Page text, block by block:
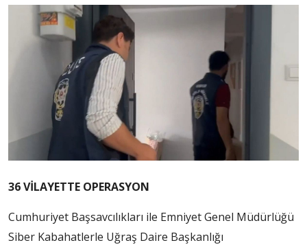
36 VİLAYETTE OPERASYON
Cumhuriyet Başsavcılıkları ile Emniyet Genel Müdürlüğü
Siber Kabahatlerle Uğraş Daire Başkanlığı